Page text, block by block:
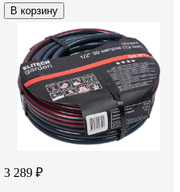
В корзину
3 289 ₽